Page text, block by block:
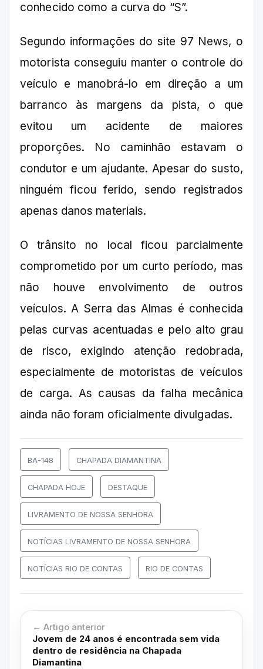
conhecido como a curva do “S”.
Segundo informações do site 97 News, o
motorista conseguiu manter o controle do
veículo e manobrá-lo em direção a um
barranco às margens da pista, o que
evitou um acidente de maiores
proporções. No caminhão estavam o
condutor e um ajudante. Apesar do susto,
ninguém ficou ferido, sendo registrados
apenas danos materiais.
O trânsito no local ficou parcialmente
comprometido por um curto período, mas
não houve envolvimento de outros
veículos. A Serra das Almas é conhecida
pelas curvas acentuadas e pelo alto grau
de risco, exigindo atenção redobrada,
especialmente de motoristas de veículos
de carga. As causas da falha mecânica
ainda não foram oficialmente divulgadas.
BA-148 CHAPADA DIAMANTINA
CHAPADA HOJE DESTAQUE
LIVRAMENTO DE NOSSA SENHORA
NOTÍCIAS LIVRAMENTO DE NOSSA SENHORA
NOTÍCIAS RIO DE CONTAS RIO DE CONTAS
← Artigo anterior
Jovem de 24 anos é encontrada sem vida
dentro de residência na Chapada
Diamantina